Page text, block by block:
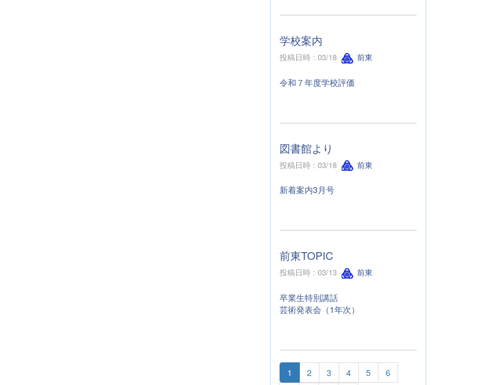
学校案内
投稿日時 : 03/18 前東
令和７年度学校評価
図書館より
投稿日時 : 03/18 前東
新着案内3月号
前東TOPIC
投稿日時 : 03/13 前東
卒業生特別講話
芸術発表会（1年次）
1 2 3 4 5
6